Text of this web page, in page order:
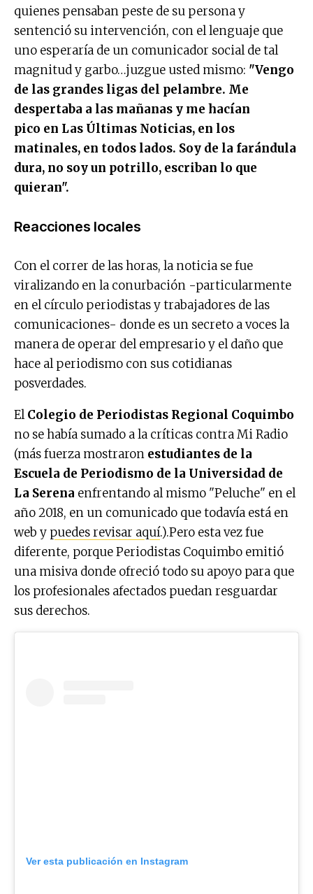
quienes pensaban peste de su persona y
sentenció su intervención, con el lenguaje que
uno esperaría de un comunicador social de tal
magnitud y garbo…juzgue usted mismo: "Vengo
de las grandes ligas del pelambre. Me
despertaba a las mañanas y me hacían
pico en Las Últimas Noticias, en los
matinales, en todos lados. Soy de la farándula
dura, no soy un potrillo, escriban lo que
quieran".
Reacciones locales
Con el correr de las horas, la noticia se fue
viralizando en la conurbación -particularmente
en el círculo periodistas y trabajadores de las
comunicaciones- donde es un secreto a voces la
manera de operar del empresario y el daño que
hace al periodismo con sus cotidianas
posverdades.
ElColegio de Periodistas Regional Coquimbo
no se había sumado a la críticas contra Mi Radio
(más fuerza mostraron estudiantes de la
Escuela de Periodismo de la Universidad de
La Serena enfrentando al mismo "Peluche" en el
año 2018, en un comunicado que todavía está en
web y puedes revisar aquí.).Pero esta vez fue
diferente, porque Periodistas Coquimbo emitió
una misiva donde ofreció todo su apoyo para que
los profesionales afectados puedan resguardar
sus derechos.
Ver esta publicación en Instagram